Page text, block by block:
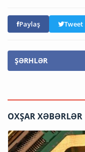
Paylaş Tweet
ŞƏRHLƏR
OXŞAR XƏBƏRLƏR